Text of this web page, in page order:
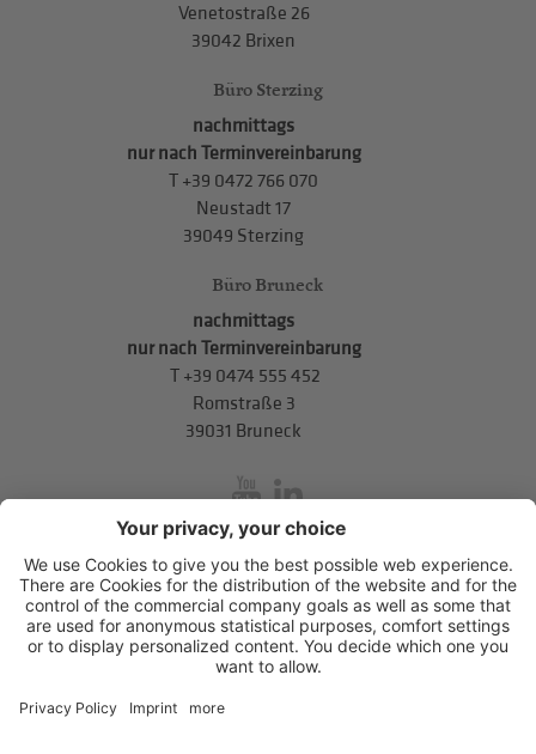
Venetostraße 26
39042 Brixen
Büro Sterzing
nachmittags
nur nach Terminvereinbarung
T +39 0472 766 070
Neustadt 17
39049 Sterzing
Büro Bruneck
nachmittags
nur nach Terminvereinbarung
T +39 0474 555 452
Romstraße 3
39031 Bruneck
inService
Mitterweg 5, Bozner Boden,I-39100Bozen.T+39 0471 310
311. info@hds-bz.it
Impressum
Datenschutzerklärung